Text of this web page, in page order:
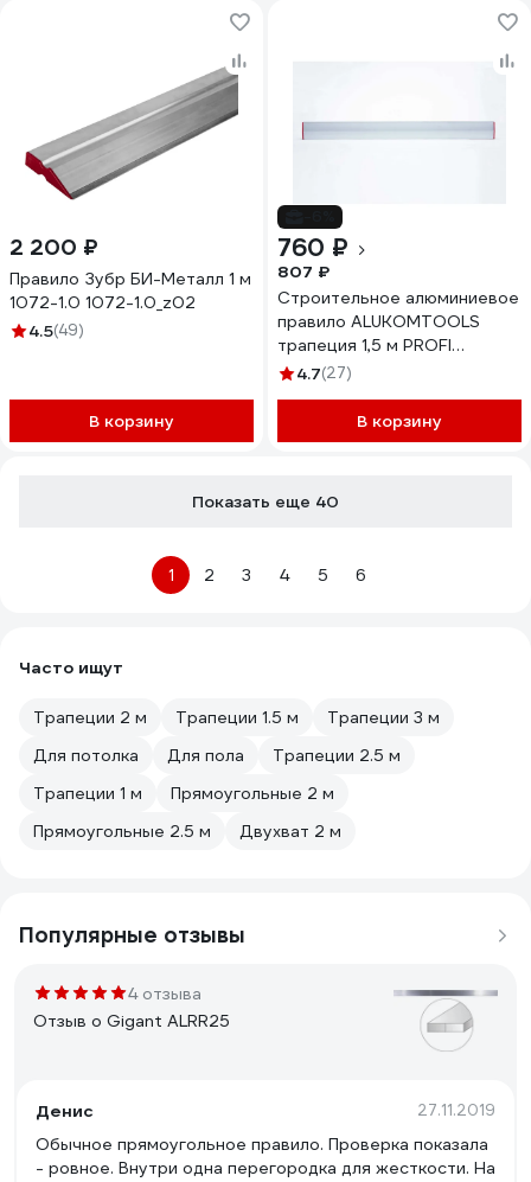
2 200 ₽
Правило Зубр БИ-Металл 1 м
1072-1.0 1072-1.0_z02
4.5(49)
В корзину
760 ₽
807 ₽
Cтроительное алюминиевое
правило ALUKOMTOOLS
трапеция 1,5 м PROFI
PLASTER PLUS 22174115
4.7(27)
В корзину
Показать еще 40
1 2 3 4 5 6
Часто ищут
Трапеции 2 м Трапеции 1.5 м
Трапеции 3 м
Для потолка
Для пола
Трапеции 2.5 м
Трапеции 1 м
Прямоугольные 2 м
Прямоугольные 2.5 м
Двухват 2 м
Популярные отзывы
4 отзыва
Отзыв о Gigant ALRR25
Денис 27.11.2019
Обычное прямоугольное правило. Проверка показала
- ровное. Внутри одна перегородка для жесткости. На